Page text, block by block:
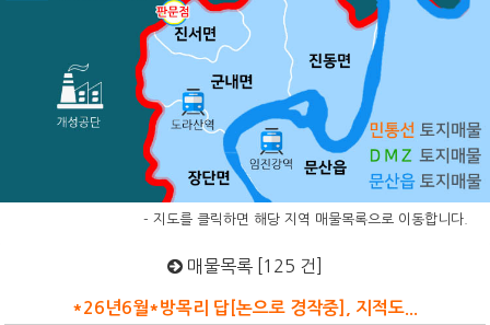
- 지도를 클릭하면 해당 지역 매물목록으로 이동합니다.
매물목록 [125 건]
*26년6월*방목리 답[논으로 경작중], 지적도...